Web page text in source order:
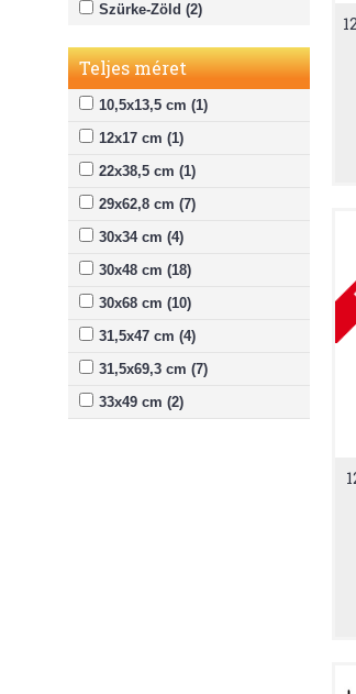
Szürke-Zöld (2)
Teljes méret
10,5x13,5 cm (1)
12x17 cm (1)
22x38,5 cm (1)
29x62,8 cm (7)
30x34 cm (4)
30x48 cm (18)
30x68 cm (10)
31,5x47 cm (4)
31,5x69,3 cm (7)
33x49 cm (2)